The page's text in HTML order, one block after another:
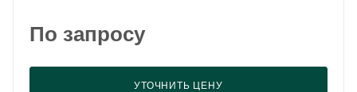
По запросу
УТОЧНИТЬ ЦЕНУ